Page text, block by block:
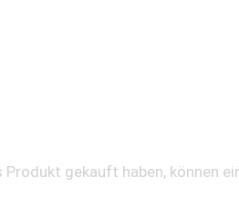
gekauft haben, können